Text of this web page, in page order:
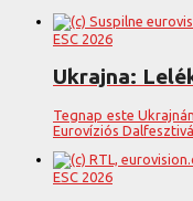
ESC 2026
Ukrajna:
Tegnap este
Eurovíziós
ESC 2026